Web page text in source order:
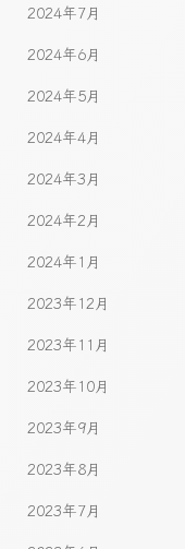
2024年7月
2024年6月
2024年5月
2024年4月
2024年3月
2024年2月
2024年1月
2023年12月
2023年11月
2023年10月
2023年9月
2023年8月
2023年7月